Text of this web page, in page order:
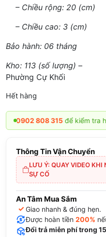
– Chiều rộng: 20 (cm)
– Chiều cao: 3 (cm)
Bảo hành: 06 tháng
Kho: 113 (số lượng) –
Phường Cự Khối
Hết hàng
808 315để kiểm tra hàng
Thông Tin Vận Chuyển
LƯU Ý: QUAY VIDEO
SỰ CỐ
An Tâm Mua Sắm
✓ Giao nhanh & đúng hẹn.
Được hoàn tiền 200%
Đổi trả miễn phí trong